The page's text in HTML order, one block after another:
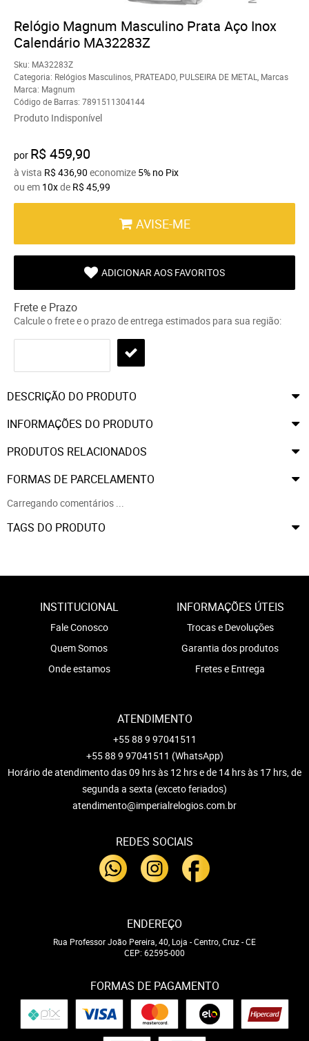
Relógio Magnum Masculino Prata Aço Inox
Calendário MA32283Z
Sku: MA32283Z
Categoria: Relógios Masculinos PRATEADO PULSEIRA DE METAL
Marcas
Marca: Magnum
Código de Barras: 7891511304144
Produto Indisponível
por R$ 459,90
à vista R$ 436,90 economize 5% no Pix
ou em 10xde R$ 45,99
AVISE-ME
ADICIONAR AOS FAVORITOS
Frete e Prazo
Calcule o frete e o prazo de entrega estimados para sua região:
DESCRIÇÃO DO PRODUTO
INFORMAÇÕES DO PRODUTO
PRODUTOS RELACIONADOS
FORMAS DE PARCELAMENTO
Carregando comentários ...
TAGS DO PRODUTO
INSTITUCIONAL
Fale Conosco
Quem Somos
Onde estamos
INFORMAÇÕES ÚTEIS
Trocas e Devoluções
Garantia dos produtos
Fretes e Entrega
ATENDIMENTO
+55 88 9 97041511
+55 88 9 97041511 (WhatsApp)
Horário de atendimento das 09 hrs às 12 hrs e de 14 hrs às 17 hrs, de
segunda a sexta (exceto feriados)
atendimento@imperialrelogios.com.br
REDES SOCIAIS
ENDEREÇO
Rua Professor João Pereira, 40, Loja -Centro, Cruz-CE
CEP: 62595-000
FORMAS DE PAGAMENTO